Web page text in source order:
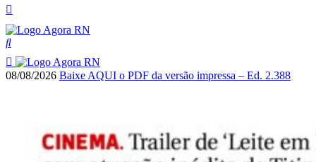
08/08/2026 Baixe AQUI o PDF da versão impressa – Ed. 2.388